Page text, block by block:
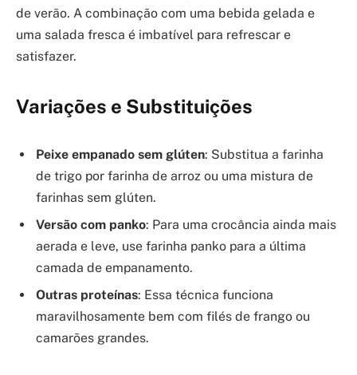
de verão. A combinação com uma bebida gelada e
uma salada fresca é imbatível para refrescar e
satisfazer.
Variações e Substituições
Peixe empanado sem glúten: Substitua a farinha
de trigo por farinha de arroz ou uma mistura de
farinhas sem glúten.
Versão com panko: Para uma crocância ainda mais
aerada e leve, use farinha panko para a última
camada de empanamento.
Outras proteínas: Essa técnica funciona
maravilhosamente bem com filés de frango ou
camarões grandes.